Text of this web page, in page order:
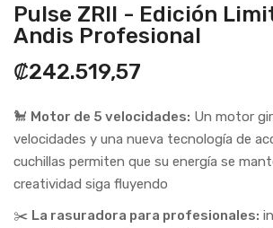
Pulse ZRII - Edición
Andis Profesional
₡242.519,57
🐩 Motor de 5 velocidades: Un motor
velocidades y una nueva tecnología de
cuchillas permiten que su energía se
creatividad siga fluyendo
✂️ La rasuradora para profesionales: